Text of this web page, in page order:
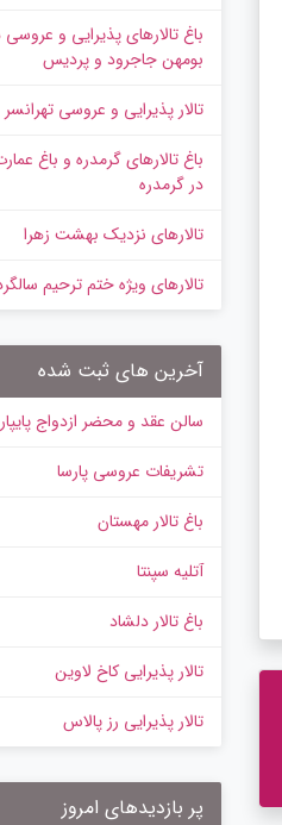
باغ تالارهای پذیرایی و
بومهن جاجرود و پردیس
تالار پذیرایی و عروسی تهرانسر
باغ تالارهای گرمدره و باغ
در گرمدره
تالارهای نزدیک بهشت زهرا
تالارهای ویژه ختم ترحیم
آخرین های ثبت شده
سالن عقد و محضر ازدواج پایپار
تشریفات عروسی پارسا
باغ تالار مهستان
آتلیه سپنتا
باغ تالار دلشاد
تالار پذیرایی کاخ لاوین
تالار پذیرایی رز پالاس
پر بازدیدهای امروز